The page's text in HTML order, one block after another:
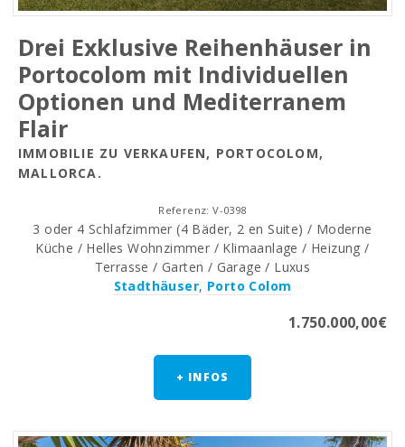
Drei Exklusive Reihenhäuser in
Portocolom mit Individuellen
Optionen und Mediterranem
Flair
IMMOBILIE ZU VERKAUFEN, PORTOCOLOM,
MALLORCA.
Referenz: V-0398
3 oder 4 Schlafzimmer (4 Bäder, 2 en Suite) / Moderne
Küche / Helles Wohnzimmer / Klimaanlage / Heizung /
Terrasse / Garten / Garage / Luxus
Stadthäuser, Porto Colom
1.750.000,00€
+ INFOS